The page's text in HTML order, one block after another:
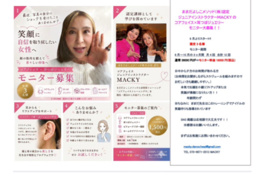
関連情報
お知らせ
お問い合わせ
プライバシーポリシー
サイトポリシー
運営会社
▷︎▷ モニター料金 18,000円 ⁡ お顔のリフト
アップや素敵な笑顔を作りたい！ そんな方
にオススメです ⁡ お気軽にお問い合わせくだ
さい！ ⁡𓐄 𓐄 𓐄 𓐄 𓐄 𓐄 𓐄 𓐄 𓐄 𓐄 𓐄 𓐄 𓐄 𓐄 𓐄 𓐄 𓐄 𓐄𓐄 𓐄 𓐄
𓐄 𓐄 𓐄 𓐄 𓐄 𓐄 𓐄 𓐄 𓐄 𓐄 𓐄 𓐄 𓐄 𓐄 𓐄 DM / お電話
070-6671-2513 / メール
macky.dance.head@gmail.com ⁡ ⁡ #ダンスス
タジオ #習い事 #小顔 #耳つぼジュエリー